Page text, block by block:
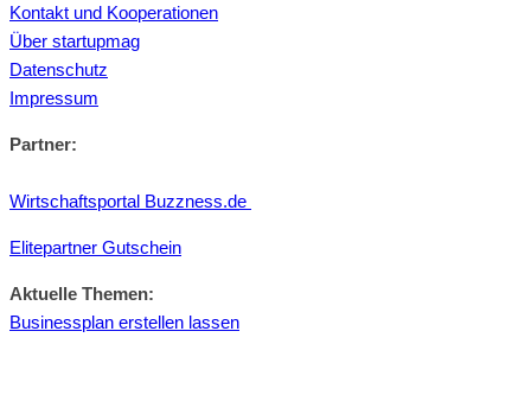
Kontakt und Kooperationen
Über startupmag
Datenschutz
Impressum
Partner:
Wirtschaftsportal Buzzness.de
Elitepartner Gutschein
Aktuelle Themen:
Businessplan erstellen lassen